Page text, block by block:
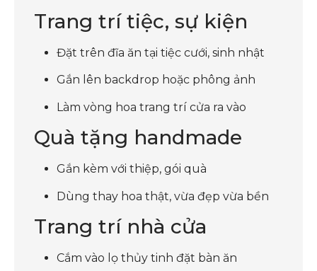
Trang trí tiệc, sự kiện
Đặt trên đĩa ăn tại tiệc cưới, sinh nhật
Gắn lên backdrop hoặc phông ảnh
Làm vòng hoa trang trí cửa ra vào
Quà tặng handmade
Gắn kèm với thiệp, gói quà
Dùng thay hoa thật, vừa đẹp vừa bền
Trang trí nhà cửa
Cắm vào lọ thủy tinh đặt bàn ăn